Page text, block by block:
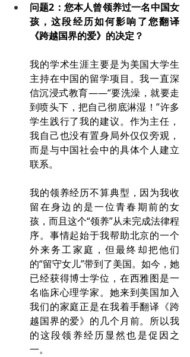
问题2：您本人曾领养过一名中国女
孩，这段经历如何影响了您翻译
《跨越国界的爱》的决定？
我的学术生涯主要是为美国大学生
主持在中国的留学项目。我一直深
信沉浸式教育——“要洗澡，就要走
到喷头下，把自己彻底淋湿！”许多
学生践行了我的建议。作为主任，
我自己也没有置身局外仅仅旁观，
而是与中国社会中的具体个人建立
联系。
我的领养经历不算典型，因为我收
留在身边的是一位青春期前的女
孩，而且这个“领养”从未完成法律程
序。事情起始于我帮助北京的一个
外来务工家庭，但最终却把他们
的“留守女儿”带到了美国。如今，她
已经获得博士学位，在西雅图是一
名临床心理学家。她来到美国加入
我们的家庭正是在我着手翻译《跨
越国界的爱》的几个月前。所以我
的这段领养经历显然也是促因之
一。